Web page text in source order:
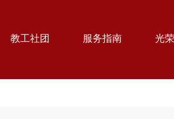
教工社团 服务指南 光